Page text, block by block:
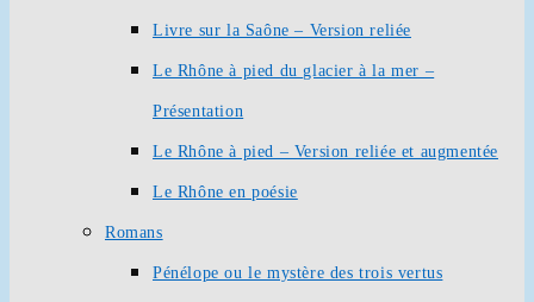
Livre sur la Saône – Version reliée
Le Rhône à pied du glacier à la mer –
Présentation
Le Rhône à pied – Version reliée et augmentée
Le Rhône en poésie
Romans
Pénélope ou le mystère des trois vertus